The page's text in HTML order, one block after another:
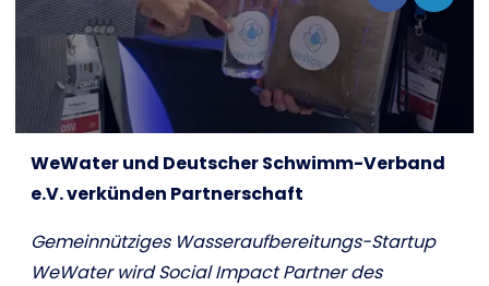
Shop
Français
Je veux aider !
WeWater und Deutscher Schwimm-Verband
e.V. verkünden Partnerschaft
Gemeinnütziges Wasseraufbereitungs-Startup
WeWater wird Social Impact Partner des